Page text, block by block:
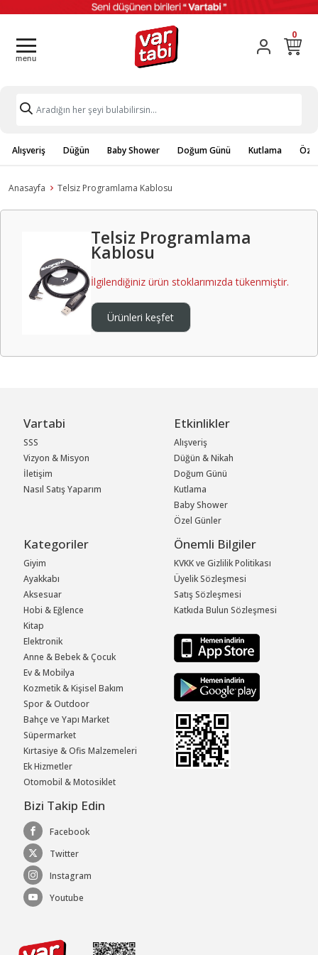
0
Alışveriş Düğün Baby Shower Doğum Günü Kutlama
Anasayfa Telsiz Programlama Kablosu
Telsiz Programlama
Kablosu
İlgilendiğiniz ürün stoklarımızda tükenmiştir.
Ürünleri keşfet
Vartabi
SSS
Vizyon & Misyon
İletişim
Nasıl Satış Yaparım
Etkinlikler
Alışveriş
Düğün & Nikah
Doğum Günü
Kutlama
Baby Shower
Özel Günler
Kategoriler
Giyim
Ayakkabı
Aksesuar
Hobi & Eğlence
Kitap
Elektronik
Anne & Bebek & Çocuk
Ev & Mobilya
Kozmetik & Kişisel Bakım
Spor & Outdoor
Bahçe ve Yapı Market
Süpermarket
Kırtasiye & Ofis Malzemeleri
Ek Hizmetler
Otomobil & Motosiklet
Önemli Bilgiler
KVKK ve Gizlilik Politikası
Üyelik Sözleşmesi
Satış Sözleşmesi
Katkıda Bulun Sözleşmesi
Bizi Takip Edin
Facebook
Twitter
Instagram
Youtube